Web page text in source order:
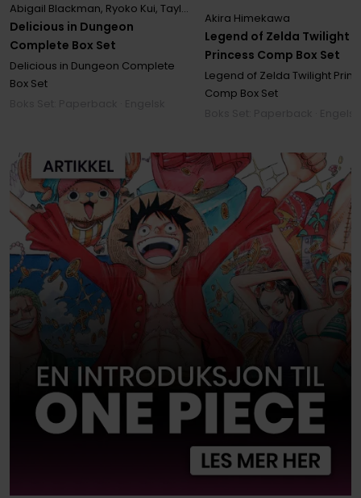
Delicious in Dungeon
Complete Box Set
Abigail Blackman, Ryoko Kui, Taylor Engel
Delicious in Dungeon Complete
Box Set
Legend of Zelda Twilight
Princess Comp Box Set
Akira Himekawa
Legend of Zelda Twilight
Comp Box Set